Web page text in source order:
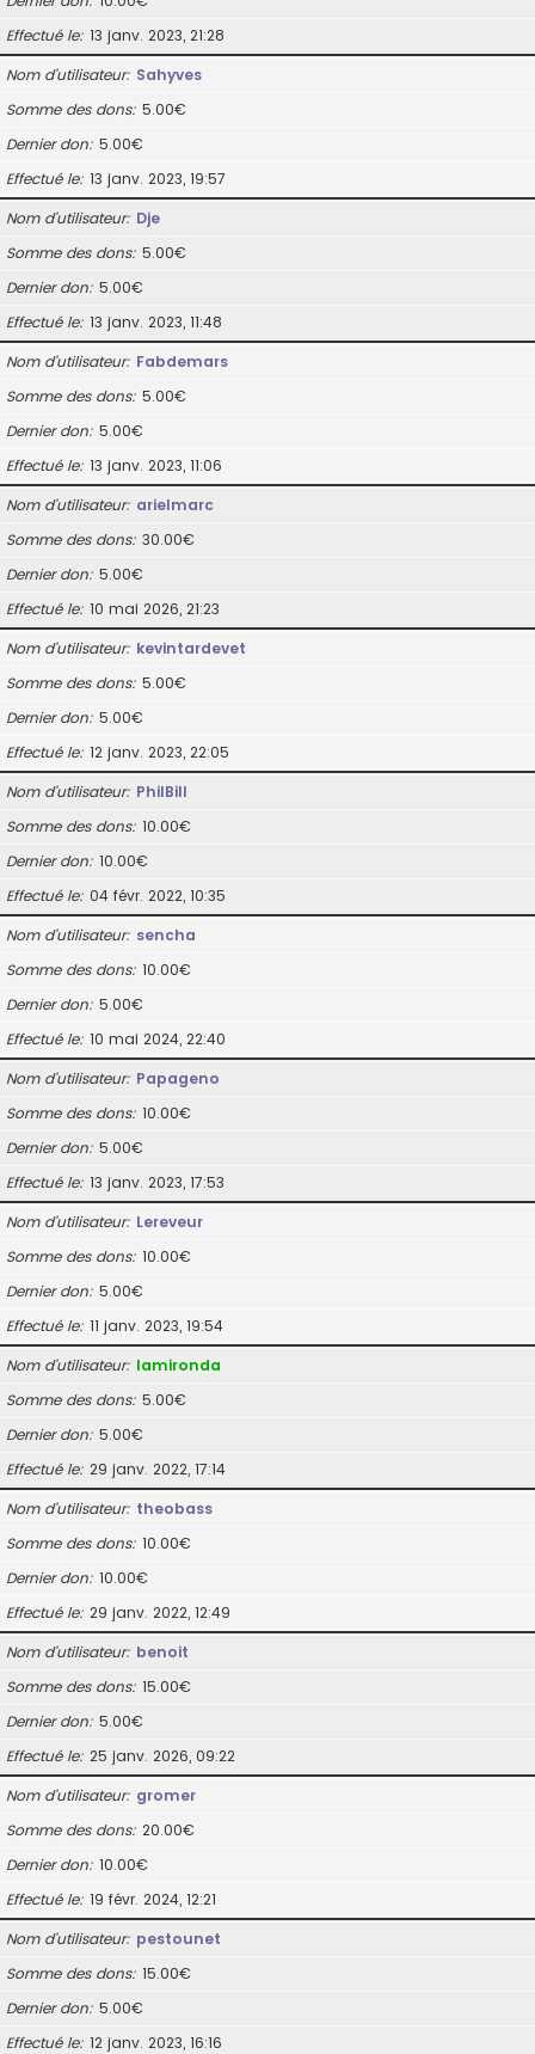
Effectué le 13 janv. 2023, 21:28
Nom d’utilisateur Sahyves
Somme des dons 5.00€
Dernier don 5.00€
Effectué le 13 janv. 2023, 19:57
Nom d’utilisateur Dje
Somme des dons 5.00€
Dernier don 5.00€
Effectué le 13 janv. 2023, 11:48
Nom d’utilisateur Fabdemars
Somme des dons 5.00€
Dernier don 5.00€
Effectué le 13 janv. 2023, 11:06
Nom d’utilisateur arielmarc
Somme des dons 30.00€
Dernier don 5.00€
Effectué le 10 mai 2026, 21:23
Nom d’utilisateur kevintardevet
Somme des dons 5.00€
Dernier don 5.00€
Effectué le 12 janv. 2023, 22:05
Nom d’utilisateur PhilBill
Somme des dons 10.00€
Dernier don 10.00€
Effectué le 04 févr. 2022, 10:35
Nom d’utilisateur sencha
Somme des dons 10.00€
Dernier don 5.00€
Effectué le 10 mai 2024, 22:40
Nom d’utilisateur Papageno
Somme des dons 10.00€
Dernier don 5.00€
Effectué le 13 janv. 2023, 17:53
Nom d’utilisateur Lereveur
Somme des dons 10.00€
Dernier don 5.00€
Effectué le 11 janv. 2023, 19:54
Nom d’utilisateur lamironda
Somme des dons 5.00€
Dernier don 5.00€
Effectué le 29 janv. 2022, 17:14
Nom d’utilisateur theobass
Somme des dons 10.00€
Dernier don 10.00€
Effectué le 29 janv. 2022, 12:49
Nom d’utilisateur benoit
Somme des dons 15.00€
Dernier don 5.00€
Effectué le 25 janv. 2026, 09:22
Nom d’utilisateur gromer
Somme des dons 20.00€
Dernier don 10.00€
Effectué le 19 févr. 2024, 12:21
Nom d’utilisateur pestounet
Somme des dons 15.00€
Dernier don 5.00€
Effectué le 12 janv. 2023, 16:16